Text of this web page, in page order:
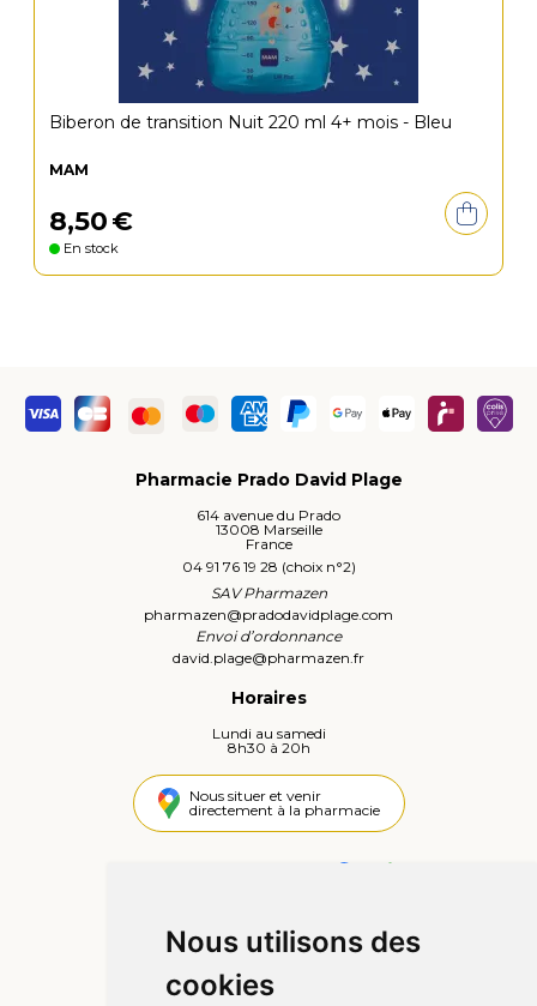
Nous utilisons des
cookies
Biberon de transition Nuit 220 ml 4+ mois - Bleu
MAM
8,50€
En stock
Pharmacie Prado David Plage
614 avenue du Prado
13008 Marseille
France
04 91 76 19 28 (choix n°2)
SAV Pharmazen
pharmazen@pradodavidplage.com
Envoi d’ordonnance
david.plage@pharmazen.fr
Horaires
Lundi au samedi
8h30 à 20h
Nous situer et venir
directement à la pharmacie
Informations
Qui sommes-nous ?